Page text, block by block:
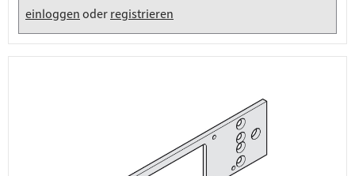
einloggenoderregistrieren